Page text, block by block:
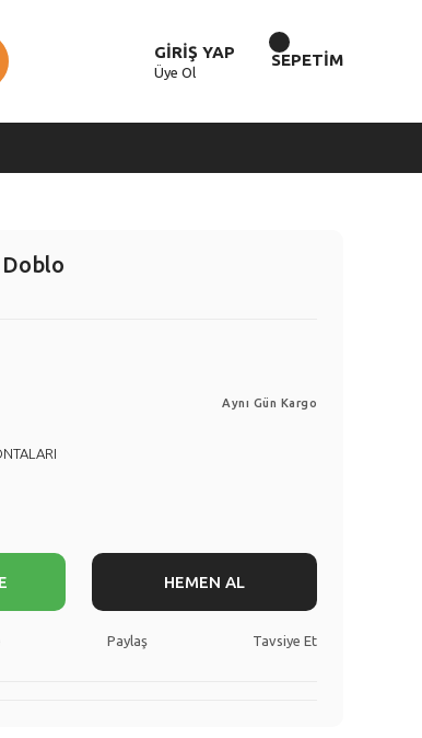
GİRİŞ YAP
Üye Ol
SEPETİM
Aynı Gün Kargo
HEMEN AL
Paylaş Tavsiye Et